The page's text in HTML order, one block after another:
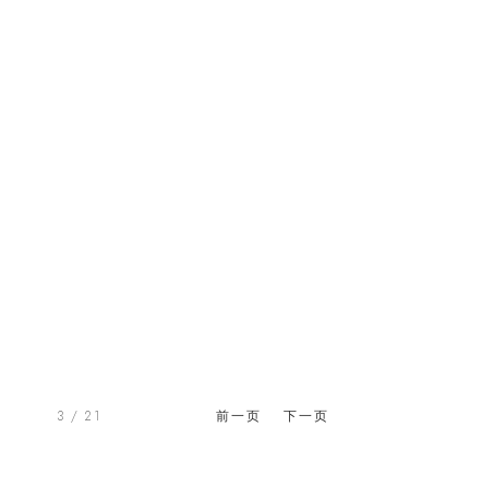
前一页 下一页
3 / 21